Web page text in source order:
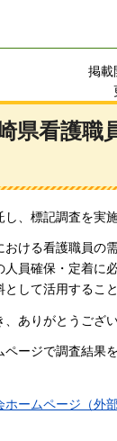
掲載
県看護職
、標記調査を実施
ける看護職員の
人員確保・定着に
して活用するこ
ありがとうござい
ページで調査結果
ームページ（外